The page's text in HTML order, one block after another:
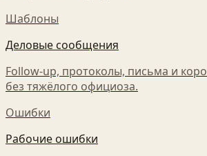
Шаблоны
Деловые сообщения
Follow-up, протоколы, письма и
без тяжёлого официоза.
Ошибки
Рабочие ошибки